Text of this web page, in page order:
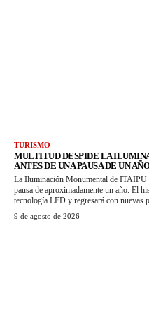
TURISMO
MULTITUD DESPIDE LA
ANTES DE UNA PAUSA DE UN AÑO
La Iluminación Monumental de ITAIPU
pausa de aproximadamente un año. El
tecnología LED y regresará con nuevas
9 de agosto de 2026